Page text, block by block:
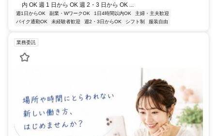
内 OK 週 1 日から OK 週 2・3 日から OK ...
週1日からOK 副業・WワークOK 1日4時間以内OK
主婦・主夫歓迎
バイク通勤OK
未経験者歓迎 週2・3日からOK シフト制 服装自由
業務委託